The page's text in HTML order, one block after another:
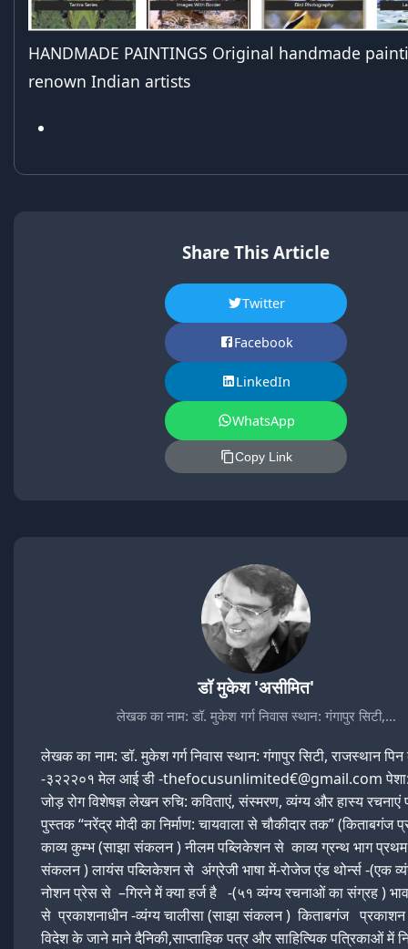
HANDMADE PAINTINGS Original handmade
renown Indian artists
Share This Article
Twitter
Facebook
LinkedIn
WhatsApp
Copy Link
डॉ मुकेश 'असीमित'
लेखक का नाम: डॉ. मुकेश गर्ग निवास स्थान: गंगापुर सिटी,…
लेखक का नाम: डॉ. मुकेश गर्ग निवास स्थान: गंगापुर सिटी, राजस्थान
-३२२२०१ मेल आई डी -thefocusunlimited€@gmail.com
जोड़ रोग विशेषज्ञ लेखन रुचि: कविताएं, संस्मरण, व्यंग्य और हास्य रचनाएं
पुस्तक “नरेंद्र मोदी का निर्माण: चायवाला से चौकीदार तक” (किताबगंज
काव्य कुम्भ (साझा संकलन ) नीलम पब्लिकेशन से काव्य ग्रन्थ भाग
संकलन ) लायंस पब्लिकेशन से अंग्रेजी भाषा में-रोजेज एंड थोर्न्स -(एक
नोशन प्रेस से –गिरने में क्या हर्ज है -(५१ व्यंग्य रचनाओं का संग्रह )
से प्रकाशनाधीन -व्यंग्य चालीसा (साझा संकलन ) किताबगंज
विदेश के जाने माने दैनिकी,साप्ताहिक पत्र और साहित्यिक पत्रिकाओं में